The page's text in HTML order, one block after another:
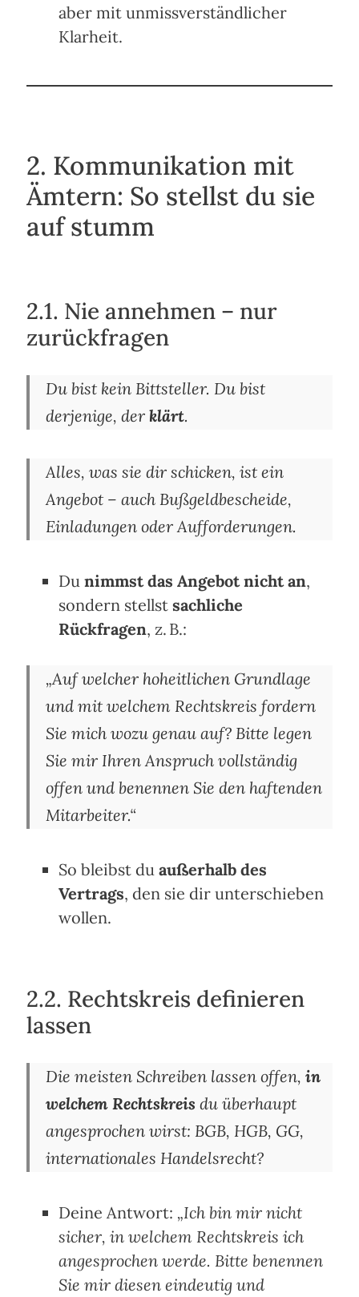
aber mit unmissverständlicher
Klarheit.
2. Kommunikation mit
Ämtern: So stellst du sie
auf stumm
2.1. Nie annehmen – nur
zurückfragen
Du bist kein Bittsteller. Du bist
derjenige, derklärt.
Alles, was sie dir schicken, ist ein
Angebot – auch Bußgeldbescheide,
Einladungen oder Aufforderungen.
Dunimmst das Angebot nicht an,
sondern stellstsachliche
Rückfragen, z. B.:
„Auf welcher hoheitlichen Grundlage
und mit welchem Rechtskreis fordern
Sie mich wozu genau auf? Bitte legen
Sie mir Ihren Anspruch vollständig
offen und benennen Sie den haftenden
Mitarbeiter.“
So bleibst duaußerhalb des
Vertrags, den sie dir unterschieben
wollen.
2.2. Rechtskreis definieren
lassen
Die meisten Schreiben lassen offen,in
welchem Rechtskreis du überhaupt
angesprochen wirst: BGB, HGB, GG,
internationales Handelsrecht?
Deine Antwort: „Ich bin mir nicht
sicher, in welchem Rechtskreis ich
angesprochen werde. Bitte benennen
Sie mir diesen eindeutig und